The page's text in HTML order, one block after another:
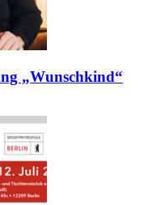
„Wunschkind“